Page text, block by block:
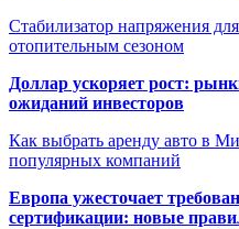
Стабилизатор напряжения
отопительным сезоном
Доллар ускоряет рост:
ожиданий инвесторов
Как выбрать аренду авто в
популярных компаний
Европа ужесточает
сертификации: новые